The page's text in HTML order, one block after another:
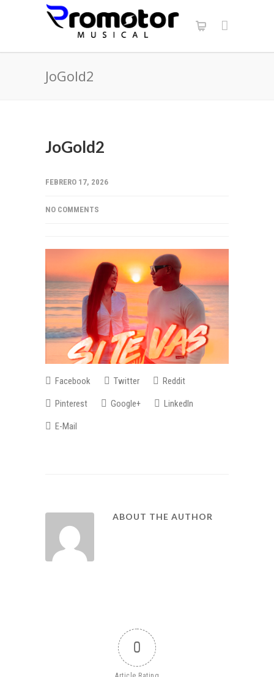
JoGold2
JoGold2
FEBRERO 17, 2026
NO COMMENTS
Facebook Twitter Reddit
Pinterest Google+ LinkedIn
E-Mail
ABOUT THE AUTHOR
0